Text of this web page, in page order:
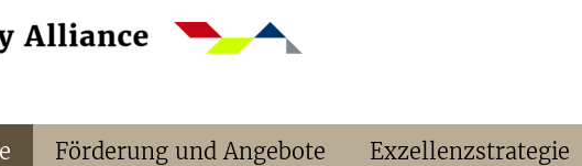
Förderung und Angebote Exzellenzstrategie